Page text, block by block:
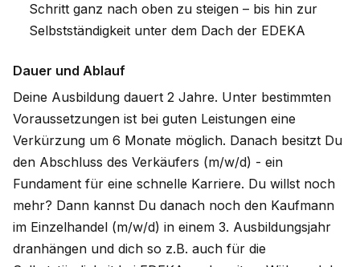
Schritt ganz nach oben zu steigen – bis hin zur
Selbstständigkeit unter dem Dach der EDEKA
Dauer und Ablauf
Deine Ausbildung dauert 2 Jahre. Unter bestimmten
Voraussetzungen ist bei guten Leistungen eine
Verkürzung um 6 Monate möglich. Danach besitzt Du
den Abschluss des Verkäufers (m/w/d) - ein
Fundament für eine schnelle Karriere. Du willst noch
mehr? Dann kannst Du danach noch den Kaufmann
im Einzelhandel (m/w/d) in einem 3. Ausbildungsjahr
dranhängen und dich so z.B. auch für die